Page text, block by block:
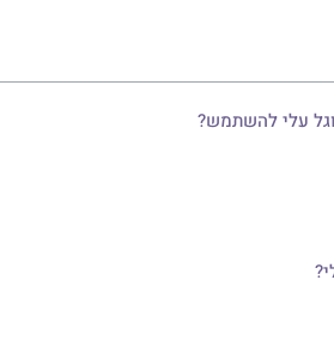
עלי להשתמש?